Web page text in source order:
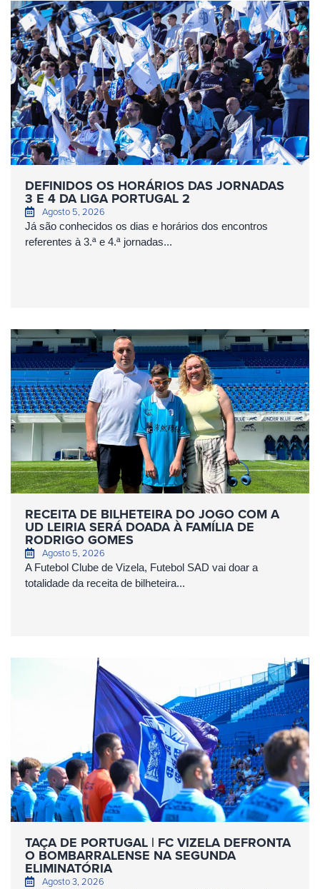
DEFINIDOS OS HORÁRIOS DAS JORNADAS
3 E 4 DA LIGA PORTUGAL 2
Agosto 5, 2026
Já são conhecidos os dias e horários dos encontros
referentes à 3.ª e 4.ª jornadas...
RECEITA DE BILHETEIRA DO JOGO COM A
UD LEIRIA SERÁ DOADA À FAMÍLIA DE
RODRIGO GOMES
Agosto 5, 2026
A Futebol Clube de Vizela, Futebol SAD vai doar a
totalidade da receita de bilheteira...
TAÇA DE PORTUGAL | FC VIZELA DEFRONTA
O BOMBARRALENSE NA SEGUNDA
ELIMINATÓRIA
Agosto 3, 2026